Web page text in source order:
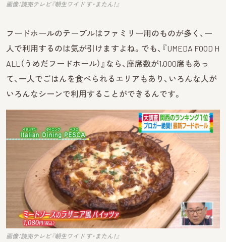
画像：読売テレビ『朝生ワイド す・またん！』
フードホールのテーブルはファミリー用のものが多く、一
人で利用するのは気が引けますよね。でも、『UMEDA FOOD H
ALL（うめだフードホール）』なら、座席数が1,000席もあっ
て、一人でごはんを食べられるエリアもあり、いろんな人が
いろんなシーンで利用することができるんです。
画像：読売テレビ『朝生ワイド す・またん！』